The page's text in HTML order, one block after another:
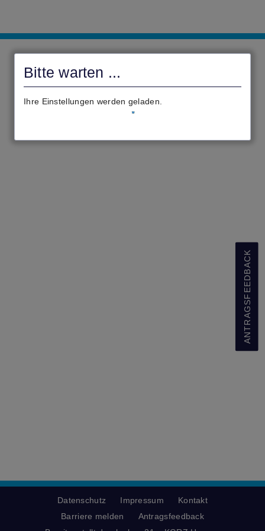
Bitte warten ...
Ihre Einstellungen werden geladen.
Nauheim
ANTRAGSFEEDBACK
Datenschutz Impressum
Kontakt
Barriere melden
Antragsfeedback